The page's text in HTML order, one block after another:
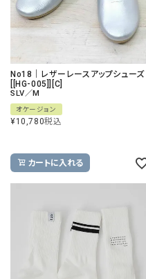
No18｜レザーレースアップシューズ
[[HG-005]][C]
SLV／M
オケージョン
¥10,780税込
カートに入れる